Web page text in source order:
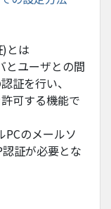
とは
とユーザとの間
証を行い、
可する機能で
PCのメールソ
証が必要とな